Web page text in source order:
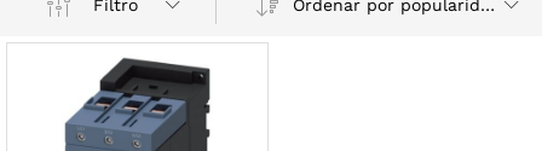
Filtro
Ordenar por popularidad